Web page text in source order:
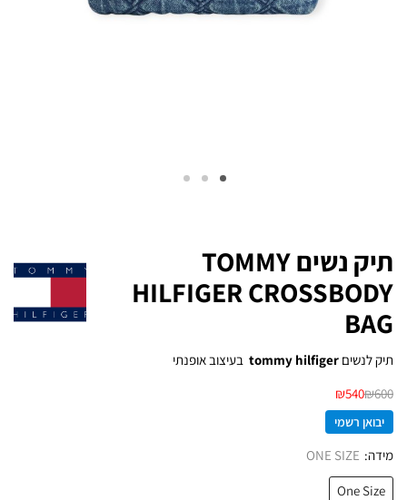
תיק נשים TOMMY
HILFIGER CROSSBODY
BAG
תיק לנשים tommy hilfiger בעיצוב אופנתי
₪600
₪540
יבואן רשמי
מידה ONE SIZE
One Size